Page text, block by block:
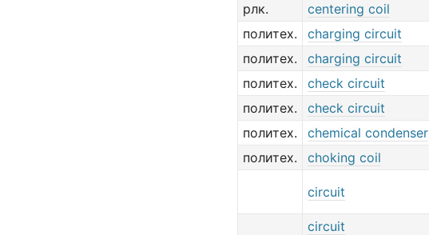
рлк.
centering coil
политех.
charging circuit
политех.
charging circuit
политех.
check circuit
политех.
check circuit
политех.
chemical condenser
политех.
choking coil
circuit
circuit